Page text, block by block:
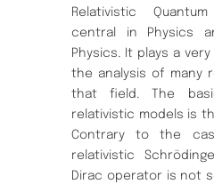
Relativistic
central in Physics
Physics. It plays a
the analysis of many
that field. The
relativistic models is
Contrary to the
relativistic
Dirac operator is not